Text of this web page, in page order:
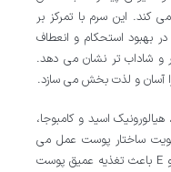
این سرم با تمرکز بر
بهبود استحکام و انعطاف
و شاداب تر نشان می دهد.
آسان و لذت بخش می سازد.
هیالورونیک اسید و کامبوجا،
ساختار پوست عمل می
کنند. وجود ویتامین های A، B3، B5، B6 و E باعث تغذیه عمیق پوست